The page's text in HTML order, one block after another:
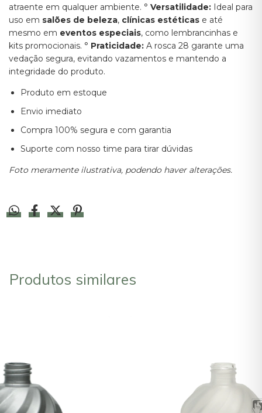
atraente em qualquer ambiente. ° Versatilidade: Ideal para
uso em salões de beleza, clínicas estéticas e até
mesmo em eventos especiais, como lembrancinhas e
kits promocionais. ° Praticidade: A rosca 28 garante uma
vedação segura, evitando vazamentos e mantendo a
integridade do produto.
Produto em estoque
Envio imediato
Compra 100% segura e com garantia
Suporte com nosso time para tirar dúvidas
Foto meramente ilustrativa, podendo haver alterações.
Produtos similares